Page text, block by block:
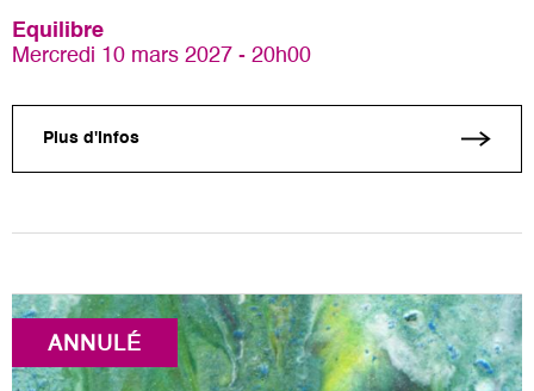
Equilibre
Mercredi 10 mars 2027 - 20h00
Plus d'infos
ANNULÉ